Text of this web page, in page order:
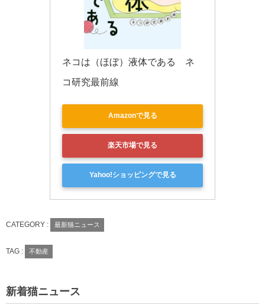
ネコは（ほぼ）液体である　ネ
コ研究最前線
Amazonで見る
楽天市場で見る
Yahoo!ショッピングで見る
CATEGORY : 最新猫ニュース
TAG : 不動産
新着猫ニュース